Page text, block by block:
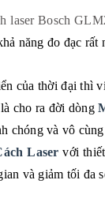
laser Bosch
năng đo đạc rất
của thời đại thì
cho ra đời dòng
chóng và vô
Laser với
và giảm tối đa